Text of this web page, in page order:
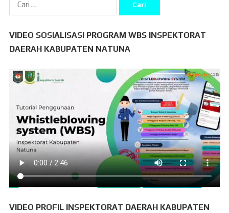
untuk:
VIDEO SOSIALISASI PROGRAM WBS INSPEKTORAT
DAERAH KABUPATEN NATUNA
VIDEO PROFIL INSPEKTORAT DAERAH KABUPATEN